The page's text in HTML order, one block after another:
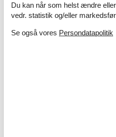
Du kan når som helst ændre
vedr. statistik og/eller
Se også vores Persondatapolitik